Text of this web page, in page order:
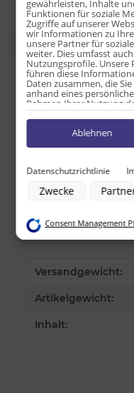
Beschreibung
Nährwerttabelle pro
Energie: 1673kJ/
davon ges. Fettsäuren:
Eiweiß: 0g
Herkunftsland USA
Produkteigenschaft
Wert
Versandgewicht:
Artikelgewicht:
Inhalt:
gewährleisten, Inhalte
Funktionen für soziale
Zugriffe auf unserer
wir Informationen zu
unsere Partner für
weiter. Dies umfasst
Nutzungsprofile. Unsere
führen diese
Daten zusammen, die
anhand eines
Rahmen Ihrer Nutzung
Nutzungsdaten anderer
von Cookies und Pixeln
indem Sie auf den
dort die entsprechenden
Zwecke der
Verwendung reduzierter
Erstellung von Profilen
Verwendung von
Analyse von Zielgruppen
Entwicklung und
Verwendung reduzierter
Besondere Features:
Datenschutzrichtlinie
Zwecke
Ablehnen
Consent Management